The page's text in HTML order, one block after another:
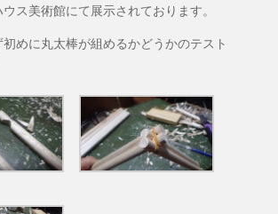
ス美術館にて展示されております。
めに丸太棒が組めるかどうかのテスト